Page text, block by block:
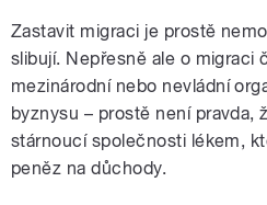
Zastavit migraci je prostě
slibují. Nepřesně ale o migraci
mezinárodní nebo nevládní
byznysu – prostě není pravda,
stárnoucí společnosti lékem,
peněz na důchody.